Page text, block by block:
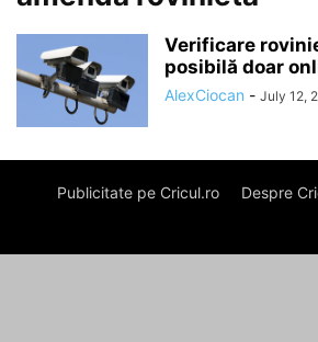
Verificare
posibilă doar
AlexCiocan - July 12,
Publicitate pe Cricul.ro Despre